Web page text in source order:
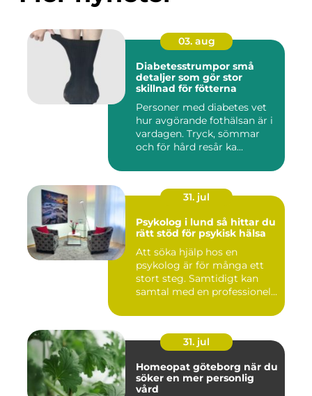
03. aug
Diabetesstrumpor små
detaljer som gör stor
skillnad för fötterna
Personer med diabetes vet
hur avgörande fothälsan är i
vardagen. Tryck, sömmar
och för hård resår ka...
31. jul
Psykolog i lund så hittar du
rätt stöd för psykisk hälsa
Att söka hjälp hos en
psykolog är för många ett
stort steg. Samtidigt kan
samtal med en professionel...
31. jul
Homeopat göteborg när du
söker en mer personlig
vård